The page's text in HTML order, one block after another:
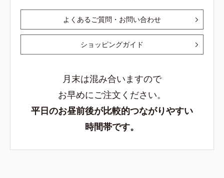
よくあるご質問・お問い合わせ
ショッピングガイド
月末は混み合いますので
お早めにご注文ください。
平日のお昼前後が比較的つながりやすい
時間帯です。